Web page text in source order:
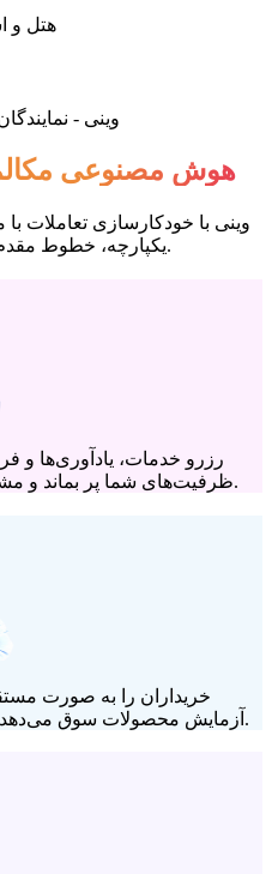
هتل و
وینی -
هوش مصنوعی
وینی با خودکارسازی تعاملات
یکپارچه، خطوط مقدم نمایندگی شما را مدیریت می‌کند.
رزرو خدمات، یادآوری‌ها و
ظرفیت‌های شما پر بماند و مشتریان دوباره به شما مراجعه کنند.
خریداران را به صورت
آزمایش محصولات سوق می‌دهد و تأمین مالی را بر عهده می‌گیرد.